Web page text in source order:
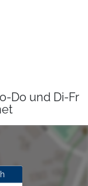
Do und Di-Fr